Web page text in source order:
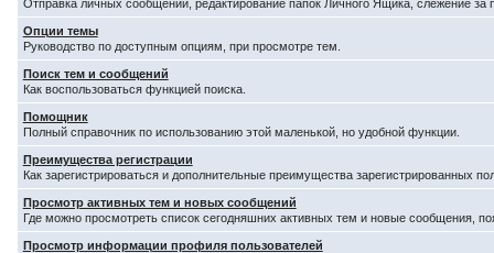
Отправка личных сообщений, редактирование папок Личного Ящика, слежение
Опции темы
Руководство по доступным опциям, при просмотре тем.
Поиск тем и сообщений
Как воспользоваться функцией поиска.
Помощник
Полный справочник по использованию этой маленькой, но удобной функции.
Преимущества регистрации
Как зарегистрироваться и дополнительные преимущества зарегистрированных
Просмотр активных тем и новых сообщений
Где можно просмотреть список сегодняшних активных тем и новые сообщения,
Просмотр информации профиля пользователей